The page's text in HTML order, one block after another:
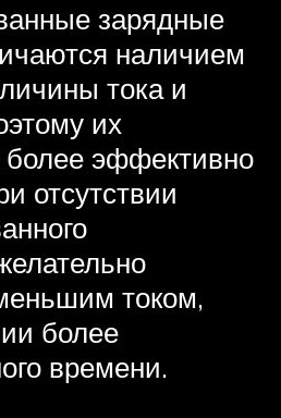
зарядные
наличием
тока и
их
более эффективно
отсутствии
током,
более
времени.